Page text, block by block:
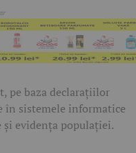
pe baza declarațiilor
în sistemele informatice
evidența populației.